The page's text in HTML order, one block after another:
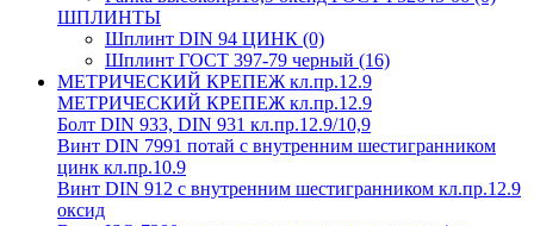
ШПЛИНТЫ
Шплинт DIN 94 ЦИНК (0)
Шплинт ГОСТ 397-79 черный (16)
МЕТРИЧЕСКИЙ КРЕПЕЖ кл.пр.12.9
МЕТРИЧЕСКИЙ КРЕПЕЖ кл.пр.12.9
Болт DIN 933, DIN 931 кл.пр.12.9/10,9
Винт DIN 7991 потай с внутренним шестигранником
цинк кл.пр.10.9
Винт DIN 912 с внутренним шестигранником кл.пр.12.9
оксид